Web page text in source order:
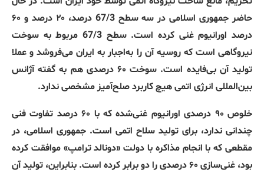
حاضر جمهوری اسلامی در سه سطح 67/3
درصد، ۲۰ درصد و ۶۰
درصد اورانیوم غنی کرده است.سطح
مربوط به سوخت
نیروگاهی است که روسیه آن را به‌اجبار به ایران می‌فروشد و عملا
تولید آن بی‌فایده است.
سوخت ۶۰ درصدی هم به گفته آژانس
بین‌المللی انرژی اتمی هیچ کاربرد صلح‌آمیز مشخصی ندارد.
خلوص ۹۰ درصدی اورانیوم غنی‌شده که با ۶۰ درصد تفاوت فنی
چندانی ندارد، برای تولید سلاح اتمی است. جمهوری اسلامی، در
مقطعی که با انجام مذاکره با دولت«دونالد ترامپ»موافقت کرده
بود، غنی‌سازی ۶۰ درصدی را دو برابر کرده است
. بنابراین، تولید آن